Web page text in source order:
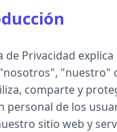
de Privacidad
"nuestro"
comparte y
personal de los
sitio web y